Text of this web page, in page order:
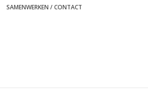
SAMENWERKEN / CONTACT